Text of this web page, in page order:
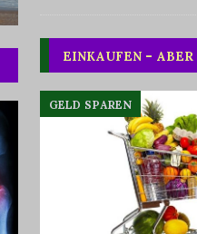
EINKAUFEN –
GELD SPAREN